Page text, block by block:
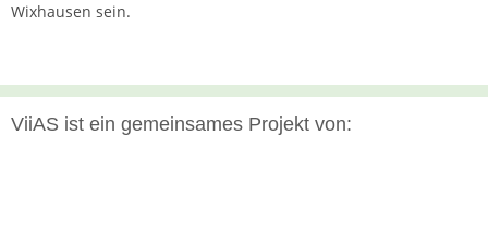
Wixhausen sein.
ViiAS ist ein gemeinsames Projekt von: